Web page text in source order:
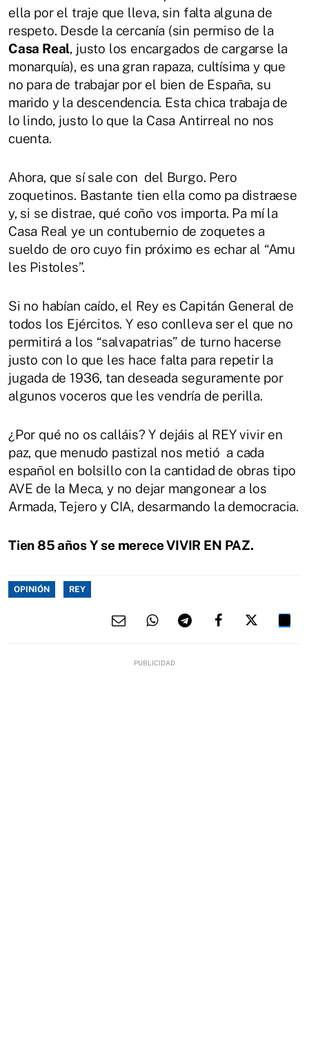
ella por el traje que lleva, sin falta alguna de
respeto. Desde la cercanía (sin permiso de la
Casa Real, justo los encargados de cargarse la
monarquía), es una gran rapaza, cultísima y que
no para de trabajar por el bien de España, su
marido y la descendencia. Esta chica trabaja de
lo lindo, justo lo que la Casa Antirreal no nos
cuenta.
Ahora, que sí sale con del Burgo. Pero
zoquetinos. Bastante tien ella como pa distraese
y, si se distrae, qué coño vos importa. Pa mí la
Casa Real ye un contubernio de zoquetes a
sueldo de oro cuyo fin próximo es echar al “Amu
les Pistoles”.
Si no habían caído, el Rey es Capitán General de
todos los Ejércitos. Y eso conlleva ser el que no
permitirá a los “salvapatrias” de turno hacerse
justo con lo que les hace falta para repetir la
jugada de 1936, tan deseada seguramente por
algunos voceros que les vendría de perilla.
¿Por qué no os calláis? Y dejáis al REY vivir en
paz, que menudo pastizal nos metió a cada
español en bolsillo con la cantidad de obras tipo
AVE de la Meca, y no dejar mangonear a los
Armada, Tejero y CIA, desarmando la democracia.
Tien 85 años Y se merece VIVIR EN PAZ.
OPINIÓN REY